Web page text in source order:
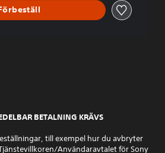
BETALNING KRÄVS
till exempel hur du avbryter
Användaravtalet för Sony